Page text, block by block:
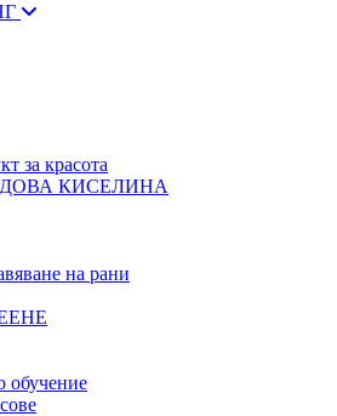
за красота
КИСЕЛИНА
на рани
обучение